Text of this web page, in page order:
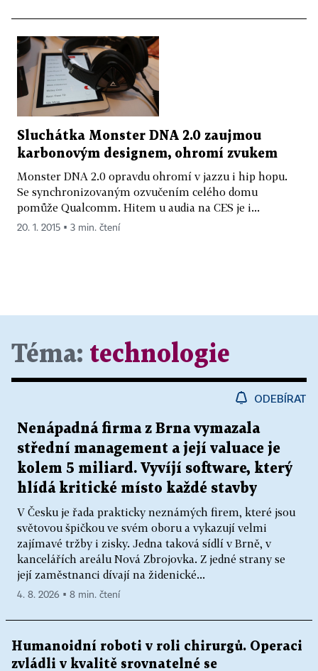
Sluchátka Monster DNA 2.0 zaujmou
karbonovým designem, ohromí zvukem
Monster DNA 2.0 opravdu ohromí v jazzu i hip hopu.
Se synchronizovaným ozvučením celého domu
pomůže Qualcomm. Hitem u audia na CES je i...
20. 1. 2015 ▪ 3 min. čtení
Téma: technologie
ODEBÍRAT
Nenápadná firma z Brna vymazala
střední management a její valuace je
kolem 5 miliard. Vyvíjí software, který
hlídá kritické místo každé stavby
V Česku je řada prakticky neznámých firem, které jsou
světovou špičkou ve svém oboru a vykazují velmi
zajímavé tržby i zisky. Jedna taková sídlí v Brně, v
kancelářích areálu Nová Zbrojovka. Z jedné strany se
její zaměstnanci dívají na židenické...
4. 8. 2026 ▪ 8 min. čtení
Humanoidní roboti v roli chirurgů. Operaci
zvládli v kvalitě srovnatelné se